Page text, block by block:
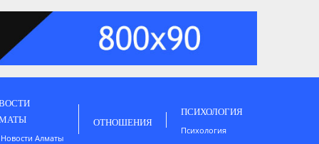
Новости Алматы
ОТНОШЕНИЯ
ПСИХОЛОГИЯ
Психология